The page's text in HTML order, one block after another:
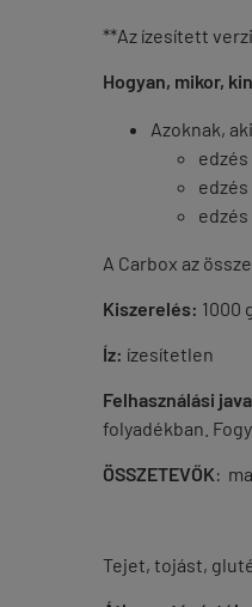
**Az ízesített
Hogyan, mikor,
Azoknak,
A Carbox az
Kiszerelés: 1000
Íz: ízesítetlen
Felhasználási
folyadékban.
ÖSSZETEVŐK:
Tejet, tojást,